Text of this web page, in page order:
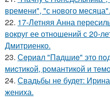
времени", "с нового
22. 17-Летняя Анна
вокруг ее отношений с 20-
Дмитриенко.
23. Сeриaл "Пaдшиe" это
миcтикoй, рoмантикoй и
24. Свадьбы не будет:
жениха.